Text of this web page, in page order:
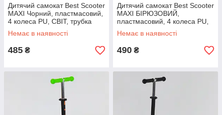
Дитячий самокат Best Scooter
MAXI Чорний, пластмасовий,
4 колеса PU, СВІТ, трубка
керма алюмінієва
Немає в наявності
485 ₴
Дитячий самокат Best Scooter
MAXI БІРЮЗОВИЙ,
пластмасовий, 4 колеса PU,
СВЕТ, трубка керма
алюмінієва
Немає в наявності
490 ₴